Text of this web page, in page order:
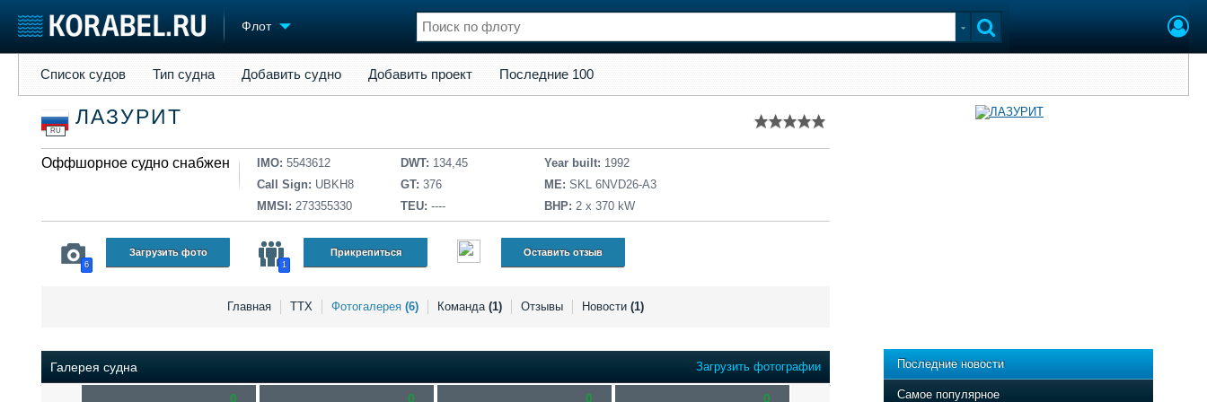
Флот
Судостроение
Пульс
Новости
Компании
Журнал
Торговая площадка
Оборудование
Конференции
Флот
Отзывы
Все службы
Список судов Тип судна Добавить судно Добавить проект Последние 100
RU
ЛАЗУРИТ
Оффшорное судно снабжения IMO: 5543612
Call Sign: UBKH8
MMSI: 273355330
DWT: 134,45
GT: 376
TEU: ----
Year built: 1992
ME: SKL 6NVD26-A3
BHP: 2 х 370 kW
6
Загрузить фото
1
Прикрепиться Оставить отзыв
Главная ТТХ Фотогалерея (6) Команда (1) Отзывы Новости (1)
Галерея судна Загрузить фотографии
0 0 0 0
Последние новости
Самое популярное